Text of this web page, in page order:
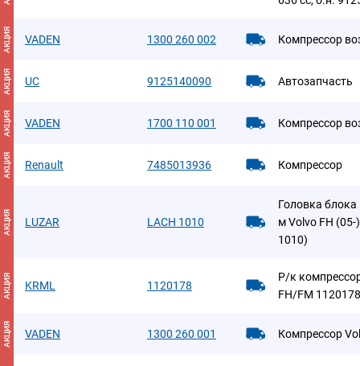
АКЦИЯ VADEN 1300 260 002 Компрессор
АКЦИЯ UC 9125140090 Автозапчасть
АКЦИЯ VADEN 1700 110 001 Компрессор
АКЦИЯ Renault 7485013936 Компрессор
АКЦИЯ LUZAR LACH 1010
Головка
м Volvo FH
1010)
АКЦИЯ KRML 1120178
Р/к
FH/FM
АКЦИЯ VADEN 1300 260 001 Компрессор